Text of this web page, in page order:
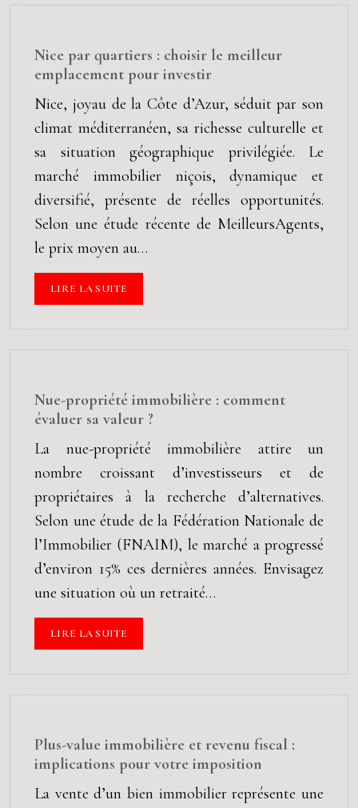
Nice par quartiers : choisir le meilleur
emplacement pour investir
Nice, joyau de la Côte d’Azur, séduit par son
climat méditerranéen, sa richesse culturelle et
sa situation géographique privilégiée. Le
marché immobilier niçois, dynamique et
diversifié, présente de réelles opportunités.
Selon une étude récente de MeilleursAgents,
le prix moyen au…
LIRE LA SUITE
Nue-propriété immobilière : comment
évaluer sa valeur ?
La nue-propriété immobilière attire un
nombre croissant d’investisseurs et de
propriétaires à la recherche d’alternatives.
Selon une étude de la Fédération Nationale de
l’Immobilier (FNAIM), le marché a progressé
d’environ 15% ces dernières années. Envisagez
une situation où un retraité…
LIRE LA SUITE
Plus-value immobilière et revenu fiscal :
implications pour votre imposition
La vente d’un bien immobilier représente une